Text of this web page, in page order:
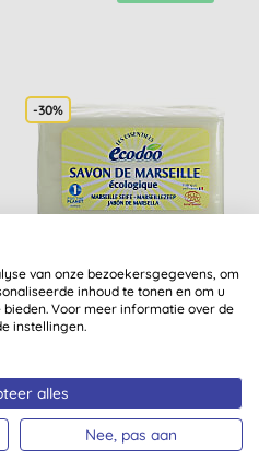
-30%
Ecodoo Marseillezeep
(400g)
€ 6,85
van onze bezoekersgegevens, om
inhoud te tonen en om u
Voor meer informatie over de
instellingen.
alles
Nee, pas aan